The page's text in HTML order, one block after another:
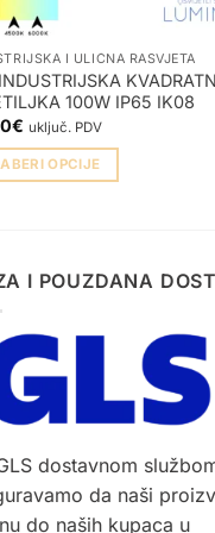
I ULIČNA RASVJETA
100W IP65 IK08
€ uključ. PDV
OPCIJE
I POUZDANA
dostavnom
da naši
do naših kupaca u